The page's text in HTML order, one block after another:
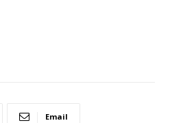
Email